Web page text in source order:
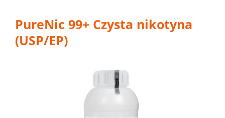
PureNic 99+ Czysta nikotyna
(USP/EP)